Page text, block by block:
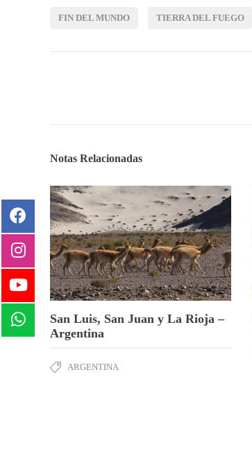
FIN DEL MUNDO TIERRA DEL FUEGO
Notas Relacionadas
San Luis, San Juan y La Rioja –
Argentina
ARGENTINA